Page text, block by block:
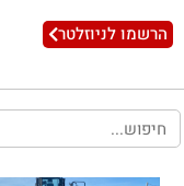
הרשמו לניוזלטר